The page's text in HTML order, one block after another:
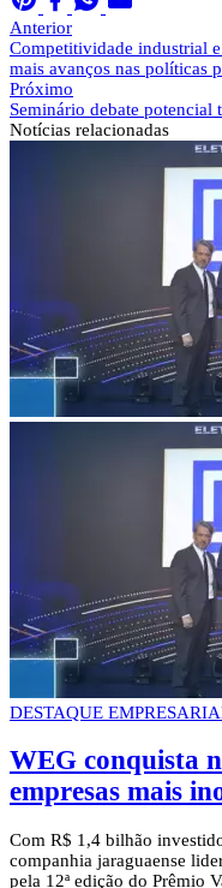
Anterior
Competitividade industrial
mais avanços nas políticas
Próximo
Seminário debate potencial
Notícias relacionadas
DESTAQUE
WEG conquista
empresas mais
Com R$ 1,4 bilhão
companhia jaraguaense
pela 12ª edição do Prêmio